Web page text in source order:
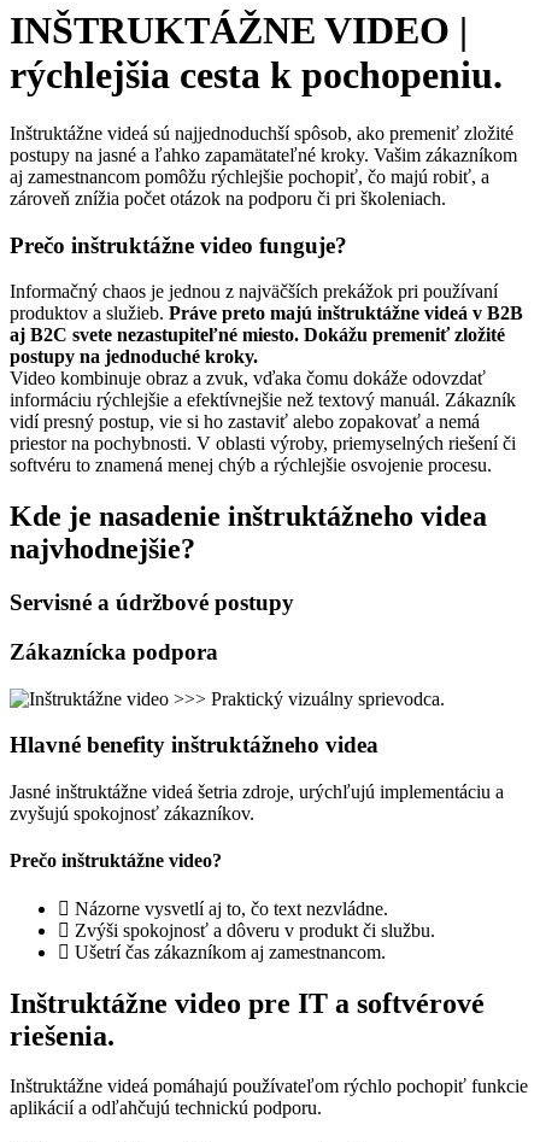
INŠTRUKTÁŽNE VIDEO |
rýchlejšia cesta k pochopeniu.
Inštruktážne videá sú najjednoduchší spôsob, ako premeniť zložité
postupy na jasné a ľahko zapamätateľné kroky. Vašim zákazníkom
aj zamestnancom pomôžu rýchlejšie pochopiť, čo majú robiť, a
zároveň znížia počet otázok na podporu či pri školeniach.
Prečo inštruktážne video funguje?
Informačný chaos je jednou z najväčších prekážok pri používaní
produktov a služieb. Práve preto majú inštruktážne videá v B2B
aj B2C svete nezastupiteľné miesto. Dokážu premeniť zložité
postupy na jednoduché kroky.
Video kombinuje obraz a zvuk, vďaka čomu dokáže odovzdať
informáciu rýchlejšie a efektívnejšie než textový manuál. Zákazník
vidí presný postup, vie si ho zastaviť alebo zopakovať a nemá
priestor na pochybnosti. V oblasti výroby, priemyselných riešení či
softvéru to znamená menej chýb a rýchlejšie osvojenie procesu.
Kde je nasadenie inštruktážneho videa
najvhodnejšie?
Servisné a údržbové postupy
Zákaznícka podpora
Hlavné benefity inštruktážneho videa
Jasné inštruktážne videá šetria zdroje, urýchľujú implementáciu a
zvyšujú spokojnosť zákazníkov.
Prečo inštruktážne video?
Názorne vysvetlí aj to, čo text nezvládne.
Zvýši spokojnosť a dôveru v produkt či službu.
Ušetrí čas zákazníkom aj zamestnancom.
Inštruktážne video pre IT a softvérové
riešenia.
Inštruktážne videá pomáhajú používateľom rýchlo pochopiť funkcie
aplikácií a odľahčujú technickú podporu.